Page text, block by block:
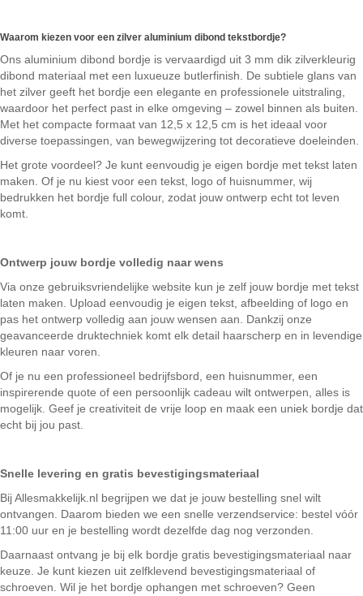
Waarom kiezen voor een zilver aluminium dibond tekstbordje?
Ons aluminium dibond bordje is vervaardigd uit 3 mm dik zilverkleurig
dibond materiaal met een luxueuze butlerfinish. De subtiele glans van
het zilver geeft het bordje een elegante en professionele uitstraling,
waardoor het perfect past in elke omgeving – zowel binnen als buiten.
Met het compacte formaat van 12,5 x 12,5 cm is het ideaal voor
diverse toepassingen, van bewegwijzering tot decoratieve doeleinden.
Het grote voordeel? Je kunt eenvoudig je eigen bordje met tekst laten
maken. Of je nu kiest voor een tekst, logo of huisnummer, wij
bedrukken het bordje full colour, zodat jouw ontwerp echt tot leven
komt.
Ontwerp jouw bordje volledig naar wens
Via onze gebruiksvriendelijke website kun je zelf jouw bordje met tekst
laten maken. Upload eenvoudig je eigen tekst, afbeelding of logo en
pas het ontwerp volledig aan jouw wensen aan. Dankzij onze
geavanceerde druktechniek komt elk detail haarscherp en in levendige
kleuren naar voren.
Of je nu een professioneel bedrijfsbord, een huisnummer, een
inspirerende quote of een persoonlijk cadeau wilt ontwerpen, alles is
mogelijk. Geef je creativiteit de vrije loop en maak een uniek bordje dat
echt bij jou past.
Snelle levering en gratis bevestigingsmateriaal
Bij Allesmakkelijk.nl begrijpen we dat je jouw bestelling snel wilt
ontvangen. Daarom bieden we een snelle verzendservice: bestel vóór
11:00 uur en je bestelling wordt dezelfde dag nog verzonden.
Daarnaast ontvang je bij elk bordje gratis bevestigingsmateriaal naar
keuze. Je kunt kiezen uit zelfklevend bevestigingsmateriaal of
schroeven. Wil je het bordje ophangen met schroeven? Geen